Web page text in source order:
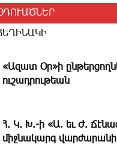
«Ազատ Օր»ի
ուշադրութեան
Հ. Կ. Խ.-ի «Ա. եւ Ժ.
միջնակարգ